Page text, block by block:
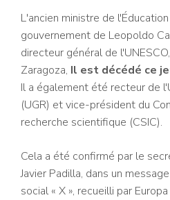
L'ancien ministre de
gouvernement de Leopoldo
directeur général de
Zaragoza, Il est décédé ce
Il a également été recteur de
(UGR) et vice-président du
recherche scientifique (CSIC).
Cela a été confirmé par le
Javier Padilla, dans un
social « X », recueilli par